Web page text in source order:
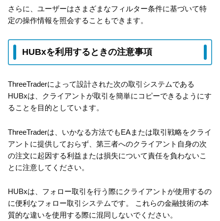
さらに、ユーザーはさまざまなフィルター条件に基づいて特
定の操作情報を照会することもできます。
HUBxを利用するときの注意事項
ThreeTraderによって設計された次の取引システムである
HUBxは、クライアントが取引を簡単にコピーできるようにす
ることを目的としています。
ThreeTraderは、いかなる方法でもEAまたは取引戦略をクライ
アントに提供しておらず、第三者へのクライアント自身の次
の注文に起因する利益または損失について責任を負わないこ
とに注意してください。
HUBxは、フォロー取引を行う際にクライアントが使用するの
に便利なフォロー取引システムです。 これらの金融技術の本
質的な違いを使用する際に混同しないでください。